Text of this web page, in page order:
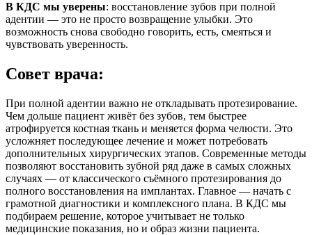
В КДС мы уверены: восстановление зубов при полной
адентии — это не просто возвращение улыбки. Это
возможность снова свободно говорить, есть, смеяться и
чувствовать уверенность.
Совет врача:
При полной адентии важно не откладывать протезирование.
Чем дольше пациент живёт без зубов, тем быстрее
атрофируется костная ткань и меняется форма челюсти. Это
усложняет последующее лечение и может потребовать
дополнительных хирургических этапов. Современные методы
позволяют восстановить зубной ряд даже в самых сложных
случаях — от классического съёмного протезирования до
полного восстановления на имплантах. Главное — начать с
грамотной диагностики и комплексного плана. В КДС мы
подбираем решение, которое учитывает не только
медицинские показания, но и образ жизни пациента.